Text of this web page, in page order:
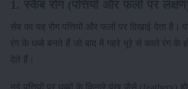
सेब का यह रोग पत्तियों और फलों पर दिखाई देता है।
रंग के धब्बे बनते हैं जो बाद में गहरे भूरे से काले रंग के
देते हैं।
नई पत्तियों पर धब्बों के किनारे पंख जैसे (feathery) होते